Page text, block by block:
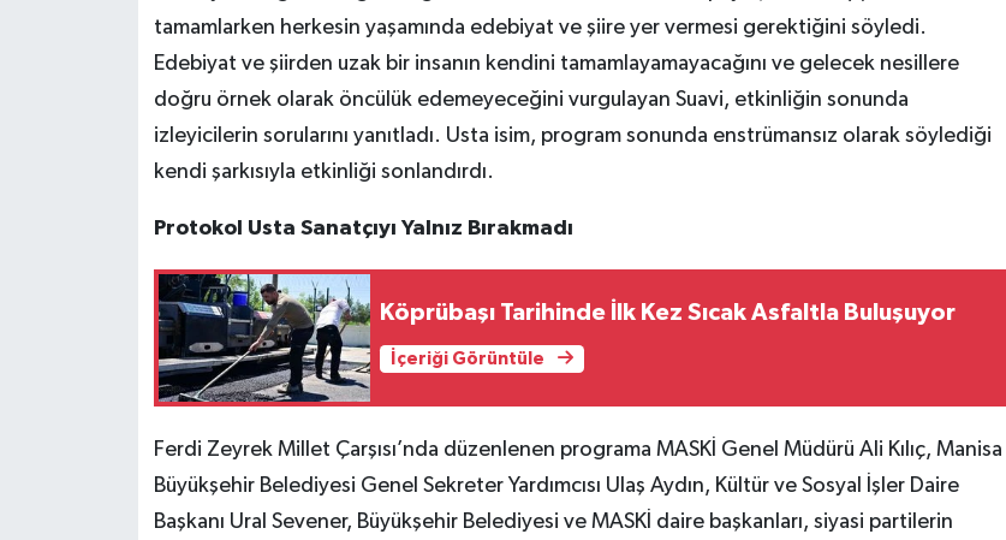
tamamlarken herkesin yaşamında edebiyat ve şiire yer vermesi gerektiğini söyledi.
Edebiyat ve şiirden uzak bir insanın kendini tamamlayamayacağını ve gelecek nesillere
doğru örnek olarak öncülük edemeyeceğini vurgulayan Suavi, etkinliğin sonunda
izleyicilerin sorularını yanıtladı. Usta isim, program sonunda enstrümansız olarak söylediği
kendi şarkısıyla etkinliği sonlandırdı.
Protokol Usta Sanatçıyı Yalnız Bırakmadı
Köprübaşı Tarihinde İlk Kez Sıcak Asfaltla Buluşuyor
İçeriği Görüntüle
Ferdi Zeyrek Millet Çarşısı’nda düzenlenen programa MASKİ Genel Müdürü Ali Kılıç, Manisa
Büyükşehir Belediyesi Genel Sekreter Yardımcısı Ulaş Aydın, Kültür ve Sosyal İşler Daire
Başkanı Ural Sevener, Büyükşehir Belediyesi ve MASKİ daire başkanları, siyasi partilerin